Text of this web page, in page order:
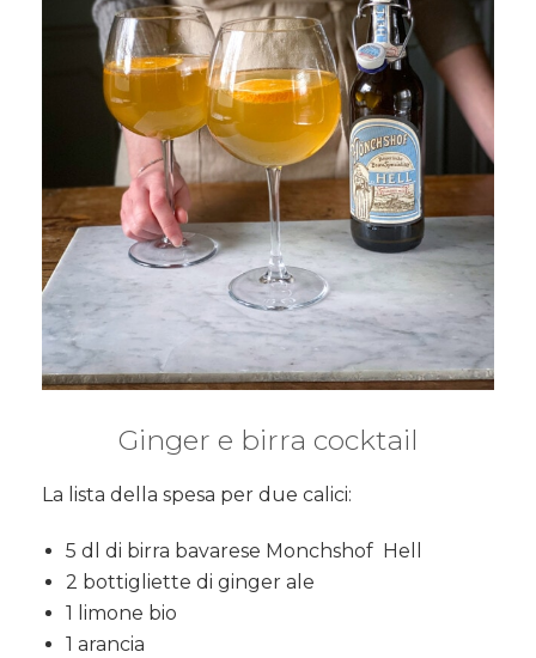
Ginger e birra cocktail
La lista della spesa per due calici:
5 dl di birra bavarese Monchshof Hell
2 bottigliette di ginger ale
1 limone bio
1 arancia